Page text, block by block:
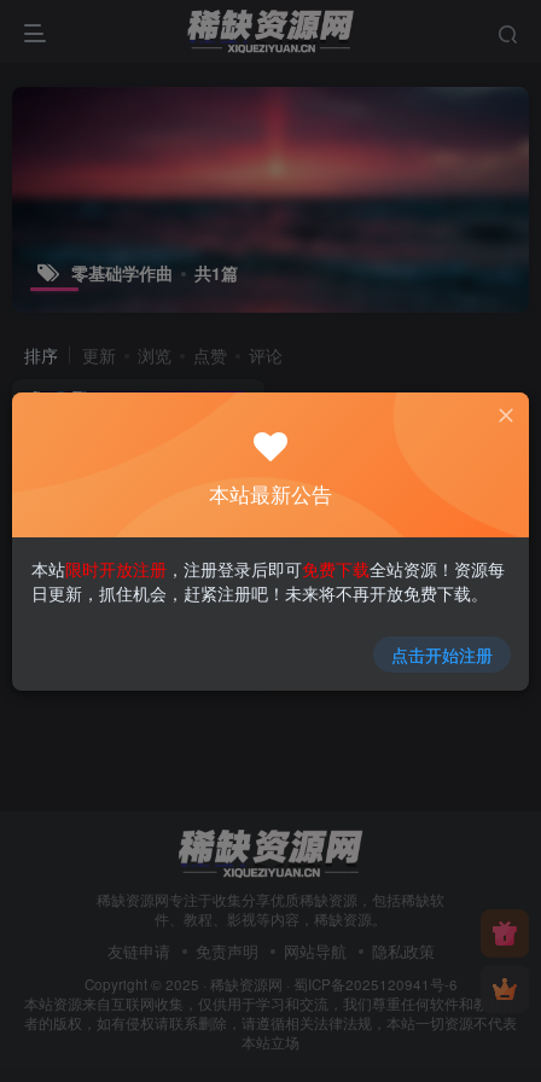
零基础学作曲 共1篇
排序 更新 浏览 点赞 评论
【精】AI原创音乐课程，在家
可做的Ai副业，让Ai给所有人
稀缺资源网专注于收集分享优质稀缺资源，包括稀缺软
件、教程、影视等内容，稀缺资源。
友链申请 免责声明 网站导航 隐私政策
Copyright © 2025 · 稀缺资源网 · 蜀ICP备2025120941号-6
本站资源来自互联网收集，仅供用于学习和交流，我们尊重任何软件和教程作
者的版权，如有侵权请联系删除，请遵循相关法律法规，本站一切资源不代表
本站立场
本站最新公告
本站限时开放注册 ，注册登录后即可免费下载全站资源！资源每
日更新，抓住机会，赶紧注册吧！未来将不再开放免费下载。
点击开始注册